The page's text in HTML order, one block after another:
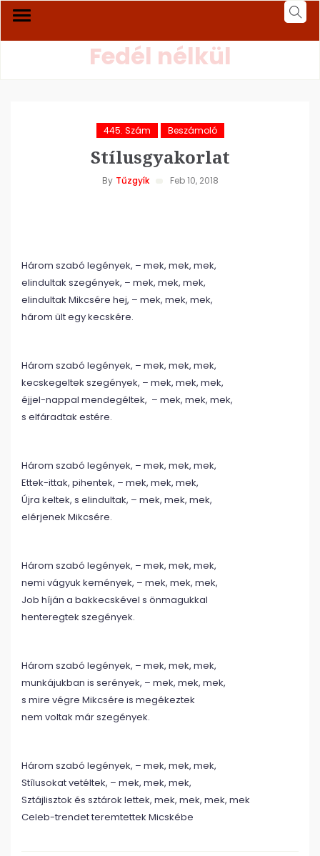
Fedél nélkül
445. Szám Beszámoló
Stílusgyakorlat
By Tűzgyík Feb 10, 2018
Három szabó legények, – mek, mek, mek,
elindultak szegények, – mek, mek, mek,
elindultak Mikcsére hej, – mek, mek, mek,
három ült egy kecskére.
Három szabó legények, – mek, mek, mek,
kecskegeltek szegények, – mek, mek, mek,
éjjel-nappal mendegéltek, – mek, mek, mek,
s elfáradtak estére.
Három szabó legények, – mek, mek, mek,
Ettek-ittak, pihentek, – mek, mek, mek,
Újra keltek, s elindultak, – mek, mek, mek,
elérjenek Mikcsére.
Három szabó legények, – mek, mek, mek,
nemi vágyuk kemények, – mek, mek, mek,
Job híján a bakkecskével s önmagukkal
henteregtek szegények.
Három szabó legények, – mek, mek, mek,
munkájukban is serények, – mek, mek, mek,
s mire végre Mikcsére is megékeztek
nem voltak már szegények.
Három szabó legények, – mek, mek, mek,
Stílusokat vetéltek, – mek, mek, mek,
Sztájlisztok és sztárok lettek, mek, mek, mek, mek
Celeb-trendet teremtettek Micskébe